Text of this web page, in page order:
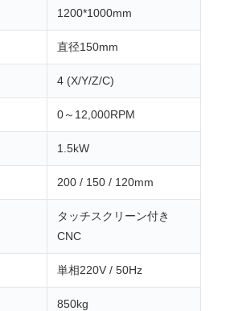
1200*1000mm
直径150mm
4 (X/Y/Z/C)
0～12,000RPM
1.5kW
200 / 150 / 120mm
タッチスクリーン付き
CNC
単相220V / 50Hz
850kg